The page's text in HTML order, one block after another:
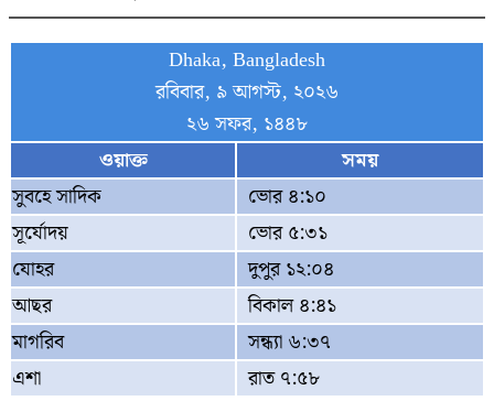
Dhaka, Bangladesh
রবিবার, ৯ আগস্ট, ২০২৬
২৬ সফর, ১৪৪৮
ওয়াক্ত
সময়
সুবহে সাদিক
ভোর ৪:১০
সূর্যোদয়
ভোর ৫:৩১
যোহর
দুপুর ১২:০৪
আছর
বিকাল ৪:৪১
মাগরিব
সন্ধ্যা ৬:৩৭
এশা
রাত ৭:৫৮